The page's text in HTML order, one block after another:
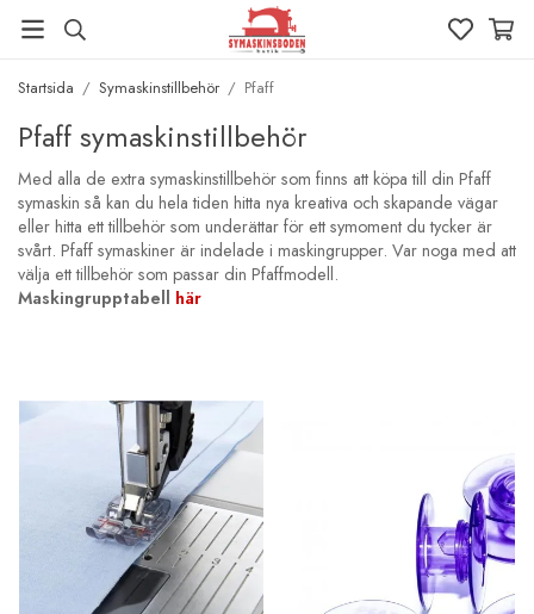
Startsida / Symaskinstillbehör / Pfaff
Pfaff symaskinstillbehör
Med alla de extra symaskinstillbehör som finns att köpa till din Pfaff
symaskin så kan du hela tiden hitta nya kreativa och skapande vägar
eller hitta ett tillbehör som underättar för ett symoment du tycker är
svårt. Pfaff symaskiner är indelade i maskingrupper. Var noga med att
välja ett tillbehör som passar din Pfaffmodell.
Maskingrupptabell här